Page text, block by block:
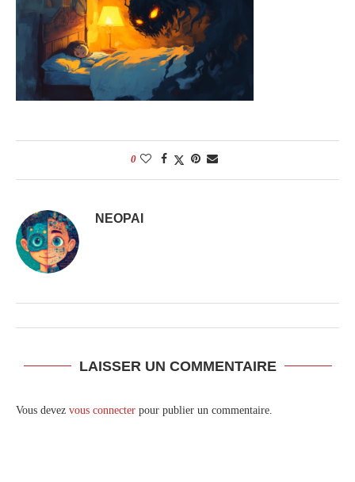
0
NEOPAI
LAISSER UN COMMENTAIRE
Vous devez vous connecter pour publier un commentaire.